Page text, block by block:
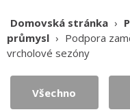
Domovská stránka ›
průmysl › Podpora
vrcholové sezóny
Všechno